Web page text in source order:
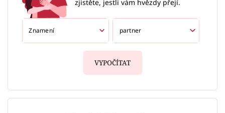
zjistěte, jestli vám hvězdy přejí.
VYPOČÍTAT